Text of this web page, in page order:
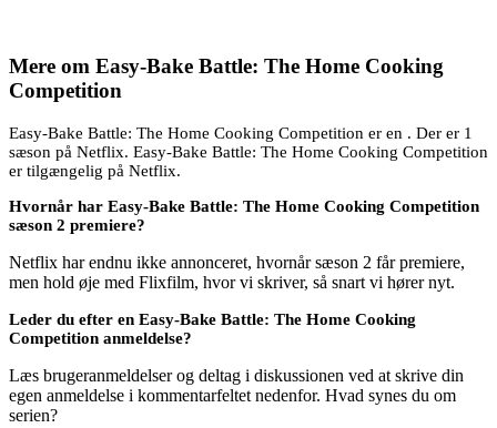
Mere om Easy-Bake Battle: The Home Cooking
Competition
Easy-Bake Battle: The Home Cooking Competition er en . Der er 1
sæson på Netflix. Easy-Bake Battle: The Home Cooking Competition
er tilgængelig på Netflix.
Hvornår har Easy-Bake Battle: The Home Cooking Competition
sæson 2 premiere?
Netflix har endnu ikke annonceret, hvornår sæson 2 får premiere,
men hold øje med Flixfilm, hvor vi skriver, så snart vi hører nyt.
Leder du efter en Easy-Bake Battle: The Home Cooking
Competition anmeldelse?
Læs brugeranmeldelser og deltag i diskussionen ved at skrive din
egen anmeldelse i kommentarfeltet nedenfor. Hvad synes du om
serien?